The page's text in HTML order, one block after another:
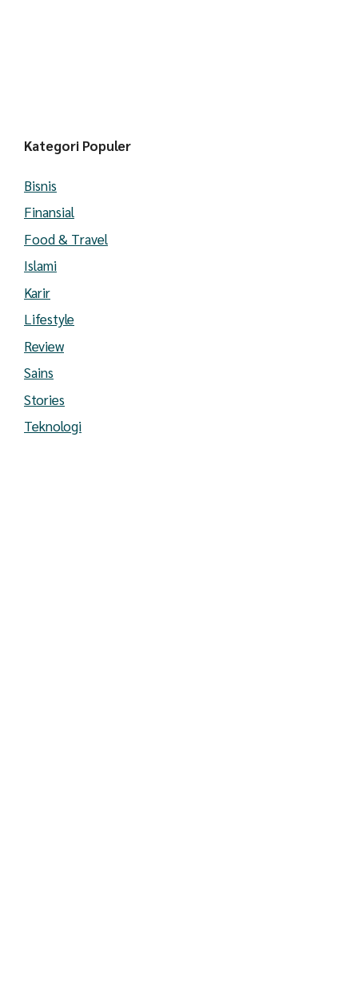
Kategori Populer
Bisnis
Finansial
Food & Travel
Islami
Karir
Lifestyle
Review
Sains
Stories
Teknologi